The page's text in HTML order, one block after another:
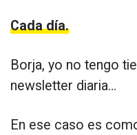
Cada día.
Borja, yo no tengo
newsletter diaria…
En ese caso es